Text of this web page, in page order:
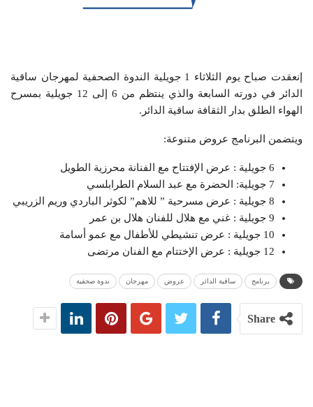
إنعقدت صباح يوم الثلاثاء 1 جويلية الندوة الصحفية لمهرجان ساقية
الدائر في دورته السابعة والذي ينتظم من 6 إلى 12 جويلية بمسرح
الهواء الطلق بدار الثقافة ساقية الدائر.
ويتضمن البرنامج عروض متنوعة:
6 جويلية : عرض الإفتتاح مع الفنانة محرزية الطويل
7 جويلية: الحضرة مع عبد السلام الطرابلسي
8 جويلية : عرض مسرحية ” للاهم” لكوثر الباردي وريم الزريبي
9 جويلية : غني مع هلال للفنان هلال بن عمر
10 جويلية : عرض تنشيطي للأطفال مع عمو أسامة
12 جويلية : عرض الإختتام مع الفنان مرتضى
برنامج ساقية الدائر عروض مهرجان ندوة صحفية
Share